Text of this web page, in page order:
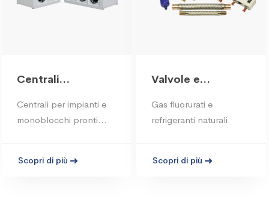
Centrali
Centrali per impianti e
monoblocchi pronti
Scopri di più
Valvole e
Gas fluorurati e
refrigeranti naturali
Scopri di più